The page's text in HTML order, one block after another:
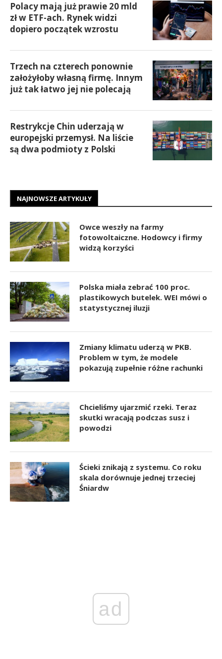
Polacy mają już prawie 20 mld
zł w ETF-ach. Rynek widzi
dopiero początek wzrostu
Trzech na czterech ponownie
założyłoby własną firmę. Innym
już tak łatwo jej nie polecają
Restrykcje Chin uderzają w
europejski przemysł. Na liście
są dwa podmioty z Polski
NAJNOWSZE ARTYKUŁY
Owce weszły na farmy
fotowoltaiczne. Hodowcy i firmy
widzą korzyści
Polska miała zebrać 100 proc.
plastikowych butelek. WEI mówi o
statystycznej iluzji
Zmiany klimatu uderzą w PKB.
Problem w tym, że modele
pokazują zupełnie różne rachunki
Chcieliśmy ujarzmić rzeki. Teraz
skutki wracają podczas susz i
powodzi
Ścieki znikają z systemu. Co roku
skala dorównuje jednej trzeciej
Śniardw
ad